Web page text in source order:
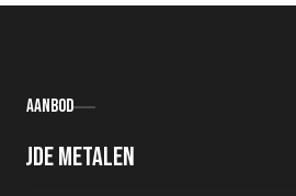
Aanbod
Oude metalen